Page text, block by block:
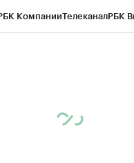
КомпанииТелеканалРБК